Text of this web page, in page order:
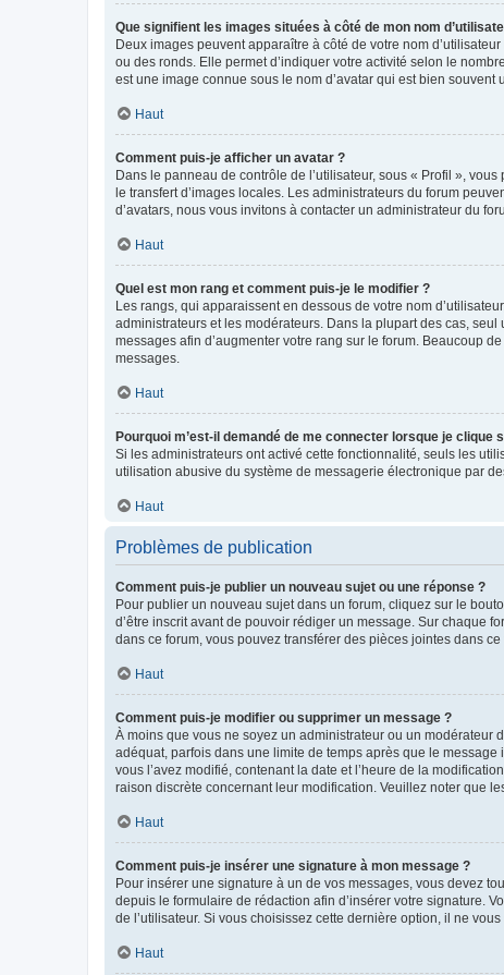
Que signifient les images situées à côté de mon nom
Deux images peuvent apparaître à côté de votre nom
ou des ronds. Elle permet d’indiquer votre activité selon le
est une image connue sous le nom d’avatar qui est bien
Haut
Comment puis-je afficher un avatar ?
Dans le panneau de contrôle de l’utilisateur, sous « Profil »,
le transfert d’images locales. Les administrateurs du forum
d’avatars, nous vous invitons à contacter un administrateur du
Haut
Quel est mon rang et comment puis-je le modifier ?
Les rangs, qui apparaissent en dessous de votre nom
administrateurs et les modérateurs. Dans la plupart des cas,
messages afin d’augmenter votre rang sur le forum. Beaucoup
messages.
Haut
Pourquoi m’est-il demandé de me connecter lorsque je clique
Si les administrateurs ont activé cette fonctionnalité, seuls les
utilisation abusive du système de messagerie électronique par
Haut
Problèmes de publication
Comment puis-je publier un nouveau sujet ou une réponse ?
Pour publier un nouveau sujet dans un forum, cliquez sur le
d’être inscrit avant de pouvoir rédiger un message. Sur chaque
dans ce forum, vous pouvez transférer des pièces jointes dans ce
Haut
Comment puis-je modifier ou supprimer un message ?
À moins que vous ne soyez un administrateur ou un modérateur
adéquat, parfois dans une limite de temps après que le
vous l’avez modifié, contenant la date et l’heure de la
raison discrète concernant leur modification. Veuillez noter que
Haut
Comment puis-je insérer une signature à mon message ?
Pour insérer une signature à un de vos messages, vous devez
depuis le formulaire de rédaction afin d’insérer votre signature.
de l’utilisateur. Si vous choisissez cette dernière option, il ne
Haut